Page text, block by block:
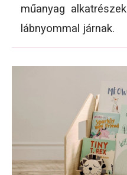
műanyag
lábnyommal járnak.